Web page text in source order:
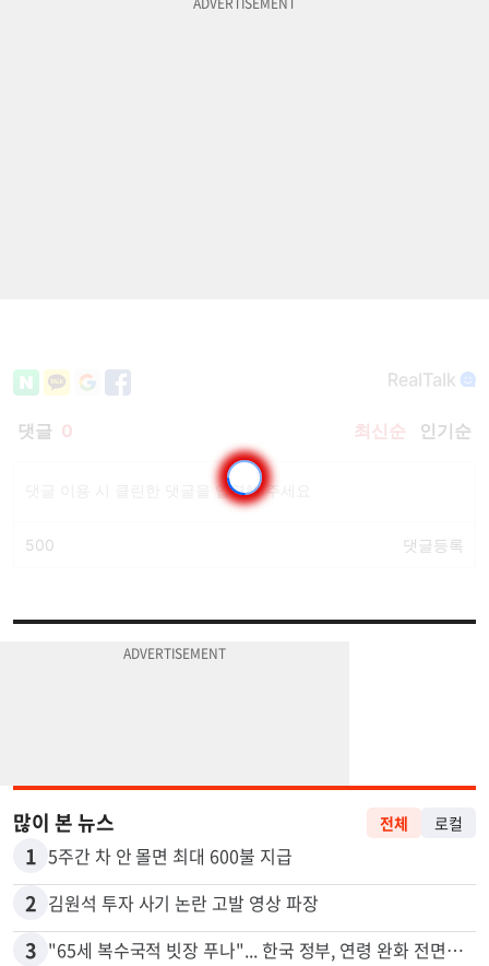
많이 본 뉴스 전체 로컬
1 5주간 차 안 몰면 최대 600불 지급
2 김원석 투자 사기 논란 고발 영상 파장
3 "65세 복수국적 빗장 푸나"... 한국 정부, 연령 완화 전면 추진